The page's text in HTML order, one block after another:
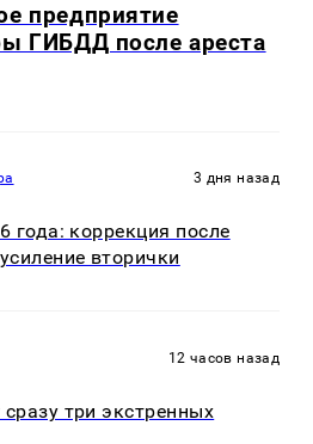
предприятие
ГИБДД после ареста
3 дня назад
года: коррекция после
вторички
12 часов назад
три экстренных